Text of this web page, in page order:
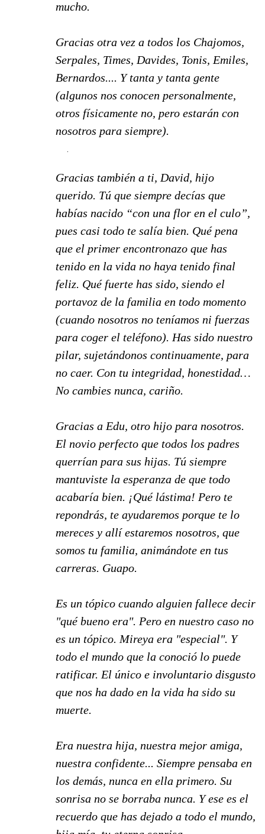
mucho.
Gracias otra vez a todos los Chajomos,
Serpales, Times, Davides, Tonis, Emiles,
Bernardos.... Y tanta y tanta gente
(algunos nos conocen personalmente,
otros físicamente no, pero estarán con
nosotros para siempre).
Gracias también a ti, David, hijo
querido. Tú que siempre decías que
habías nacido “con una flor en el culo”,
pues casi todo te salía bien. Qué pena
que el primer encontronazo que has
tenido en la vida no haya tenido final
feliz. Qué fuerte has sido, siendo el
portavoz de la familia en todo momento
(cuando nosotros no teníamos ni fuerzas
para coger el teléfono). Has sido nuestro
pilar, sujetándonos continuamente, para
no caer. Con tu integridad, honestidad…
No cambies nunca, cariño.
Gracias a Edu, otro hijo para nosotros.
El novio perfecto que todos los padres
querrían para sus hijas. Tú siempre
mantuviste la esperanza de que todo
acabaría bien. ¡Qué lástima! Pero te
repondrás, te ayudaremos porque te lo
mereces y allí estaremos nosotros, que
somos tu familia, animándote en tus
carreras. Guapo.
Es un tópico cuando alguien fallece decir
"qué bueno era". Pero en nuestro caso no
es un tópico. Mireya era "especial". Y
todo el mundo que la conoció lo puede
ratificar. El único e involuntario disgusto
que nos ha dado en la vida ha sido su
muerte.
Era nuestra hija, nuestra mejor amiga,
nuestra confidente... Siempre pensaba en
los demás, nunca en ella primero. Su
sonrisa no se borraba nunca. Y ese es el
recuerdo que has dejado a todo el mundo,